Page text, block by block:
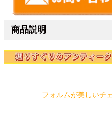
商品説明
フォルムが美しいチ